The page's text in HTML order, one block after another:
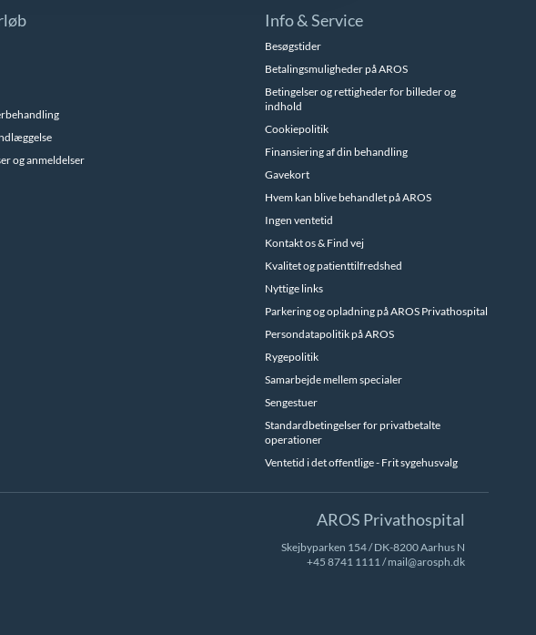
og anmeldelser
Info & Service
Besøgstider
Betalingsmuligheder på AROS
Betingelser og rettigheder for billeder og
indhold
Cookiepolitik
Finansiering af din behandling
Gavekort
Hvem kan blive behandlet på AROS
Ingen ventetid
Kontakt os & Find vej
Kvalitet og patienttilfredshed
Nyttige links
Parkering og opladning på AROS Privathospital
Persondatapolitik på AROS
Rygepolitik
Samarbejde mellem specialer
Sengestuer
Standardbetingelser for privatbetalte
operationer
Ventetid i det offentlige - Frit sygehusvalg
AROS Privathospital
Skejbyparken 154 / DK-8200 Aarhus N
+45 8741 1111 /mail@arosph.dk